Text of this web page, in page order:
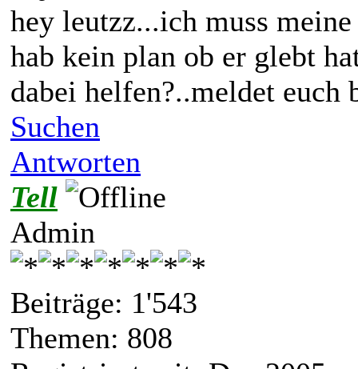
hey leutzz...ich muss
hab kein plan ob er glebt
dabei helfen?..meldet euch
Suchen
Antworten
Tell
Admin
Beiträge: 1'543
Themen: 808